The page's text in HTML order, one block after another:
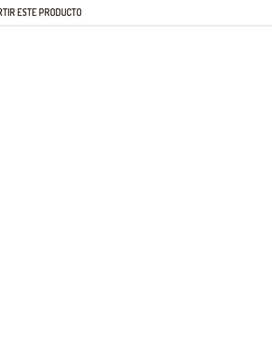
ESTE PRODUCTO